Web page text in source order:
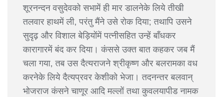
शूरनन्दन वसुदेवको सभामें ही मार डालनेके लिये तीखी
तलवार हाथमें ली, परंतु मैंने उसे रोक दिया; तथापि उसने
सुदृढ़ और विशाल बेड़ियोंमें पत्नीसहित उन्हें बाँधकर
कारागारमें बंद कर दिया। कंससे उक्त बात कहकर जब मैं
चला गया, तब उस दैत्यराजने श्रीकृष्ण और बलरामका वध
करनेके लिये दैत्यप्रवर केशीको भेजा। तदनन्तर बलवान्
भोजराज कंसने चाणूर आदि मल्लों तथा कुवलयापीड नामक